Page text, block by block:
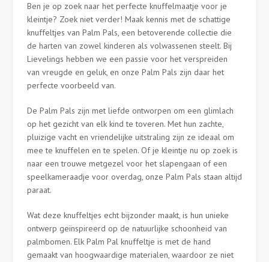
Ben je op zoek naar het perfecte knuffelmaatje voor je
kleintje? Zoek niet verder! Maak kennis met de schattige
knuffeltjes van Palm Pals, een betoverende collectie die
de harten van zowel kinderen als volwassenen steelt. Bij
Lievelings hebben we een passie voor het verspreiden
van vreugde en geluk, en onze Palm Pals zijn daar het
perfecte voorbeeld van.
De Palm Pals zijn met liefde ontworpen om een glimlach
op het gezicht van elk kind te toveren. Met hun zachte,
pluizige vacht en vriendelijke uitstraling zijn ze ideaal om
mee te knuffelen en te spelen. Of je kleintje nu op zoek is
naar een trouwe metgezel voor het slapengaan of een
speelkameraadje voor overdag, onze Palm Pals staan altijd
paraat.
Wat deze knuffeltjes echt bijzonder maakt, is hun unieke
ontwerp geïnspireerd op de natuurlijke schoonheid van
palmbomen. Elk Palm Pal knuffeltje is met de hand
gemaakt van hoogwaardige materialen, waardoor ze niet